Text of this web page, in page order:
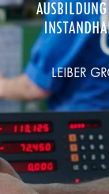
LEIBER